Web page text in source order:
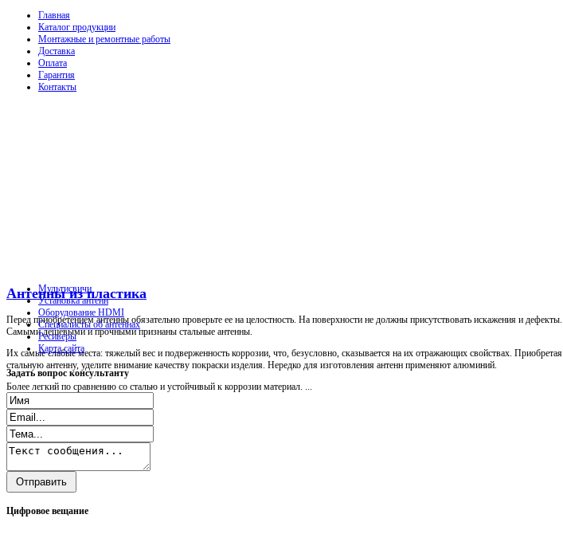
Главная
Каталог продукции
Монтажные и ремонтные работы
Доставка
Оплата
Гарантия
Контакты
Антенны из пластика
Перед приобретением антенны обязательно проверьте ее на целостность. На поверхности не должны присутствовать искажения и дефекты.
Самыми дешевыми и прочными признаны стальные антенны.
Их самые слабые места: тяжелый вес и подверженность коррозии, что, безусловно, сказывается на их отражающих свойствах. Приобретая
стальную антенну, уделите внимание качеству покраски изделия. Нередко для изготовления антенн применяют алюминий.
Более легкий по сравнению со сталью и устойчивый к коррозии материал. ...
Мультисвичи
Установка антенн
Оборудование HDMI
Специалисты об антеннах
Ресиверы
Карта сайта
Задать вопрос консультанту
Цифровое вещание